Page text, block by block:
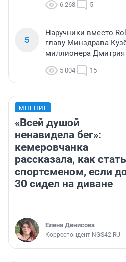
6 268 5
5
Наручники вместо
главу Минздрава
миллионера Дмитрия
5 004 15
МНЕНИЕ
«Всей душой
ненавидела бег»:
кемеровчанка
рассказала, как стать
спортсменом, если
30 сидел на диване
Елена Денисова
Корреспондент NGS42.RU